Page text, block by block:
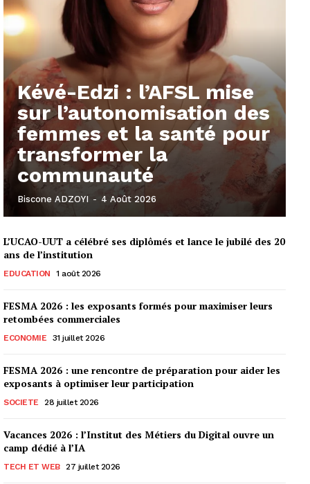
Kévé-Edzi : l’AFSL mise
sur l’autonomisation des
femmes et la santé pour
transformer la
communauté
Biscone ADZOYI - 4 Août 2026
L’UCAO-UUT a célébré ses diplômés et lance le jubilé des 20
ans de l’institution
EDUCATION 1 août 2026
FESMA 2026 : les exposants formés pour maximiser leurs
retombées commerciales
ECONOMIE 31 juillet 2026
FESMA 2026 : une rencontre de préparation pour aider les
exposants à optimiser leur participation
SOCIETE 28 juillet 2026
Vacances 2026 : l’Institut des Métiers du Digital ouvre un
camp dédié à l’IA
TECH ET WEB 27 juillet 2026